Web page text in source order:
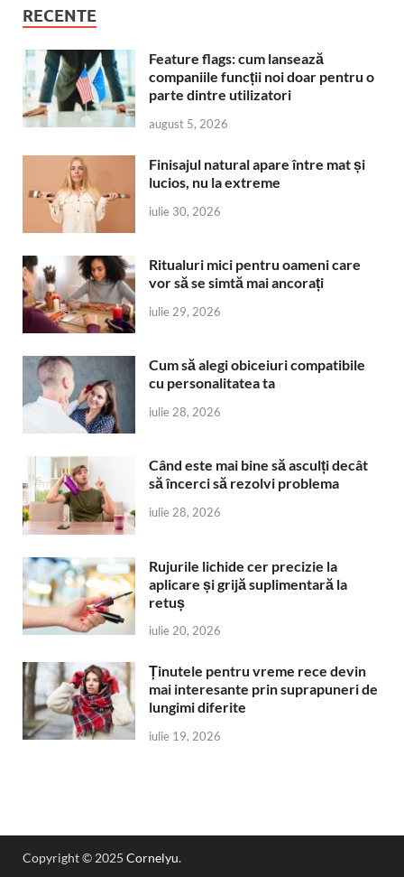
RECENTE
Feature flags: cum lansează
companiile funcții noi doar pentru o
parte dintre utilizatori
august 5, 2026
Finisajul natural apare între mat și
lucios, nu la extreme
iulie 30, 2026
Ritualuri mici pentru oameni care
vor să se simtă mai ancorați
iulie 29, 2026
Cum să alegi obiceiuri compatibile
cu personalitatea ta
iulie 28, 2026
Când este mai bine să asculți decât
să încerci să rezolvi problema
iulie 28, 2026
Rujurile lichide cer precizie la
aplicare și grijă suplimentară la
retuș
iulie 20, 2026
Ținutele pentru vreme rece devin
mai interesante prin suprapuneri de
lungimi diferite
iulie 19, 2026
Copyright © 2025 Cornelyu.